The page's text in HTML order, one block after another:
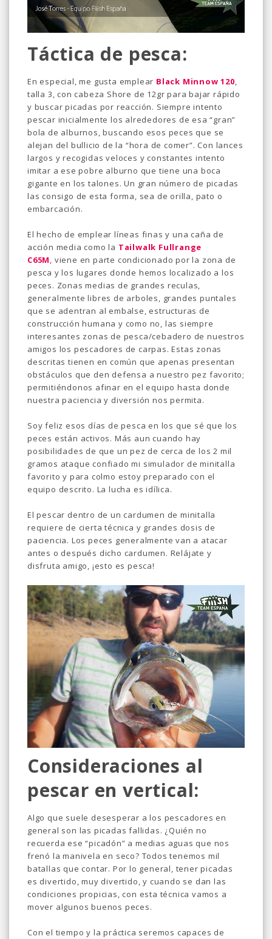
Táctica de pesca:
En especial, me gusta emplear Black Minnow 120,
talla 3, con cabeza Shore de 12gr para bajar rápido
y buscar picadas por reacción. Siempre intento
pescar inicialmente los alrededores de esa “gran”
bola de alburnos, buscando esos peces que se
alejan del bullicio de la “hora de comer”. Con lances
largos y recogidas veloces y constantes intento
imitar a ese pobre alburno que tiene una boca
gigante en los talones. Un gran número de picadas
las consigo de esta forma, sea de orilla, pato o
embarcación.
El hecho de emplear líneas finas y una caña de
acción media como la Tailwalk Fullrange
C65M, viene en parte condicionado por la zona de
pesca y los lugares donde hemos localizado a los
peces. Zonas medias de grandes reculas,
generalmente libres de arboles, grandes puntales
que se adentran al embalse, estructuras de
construcción humana y como no, las siempre
interesantes zonas de pesca/cebadero de nuestros
amigos los pescadores de carpas. Estas zonas
descritas tienen en común que apenas presentan
obstáculos que den defensa a nuestro pez favorito;
permitiéndonos afinar en el equipo hasta donde
nuestra paciencia y diversión nos permita.
Soy feliz esos días de pesca en los que sé que los
peces están activos. Más aun cuando hay
posibilidades de que un pez de cerca de los 2 mil
gramos ataque confiado mi simulador de minitalla
favorito y para colmo estoy preparado con el
equipo descrito. La lucha es idílica.
El pescar dentro de un cardumen de minitalla
requiere de cierta técnica y grandes dosis de
paciencia. Los peces generalmente van a atacar
antes o después dicho cardumen. Relájate y
disfruta amigo, ¡esto es pesca!
Consideraciones al
pescar en vertical:
Algo que suele desesperar a los pescadores en
general son las picadas fallidas. ¿Quién no
recuerda ese “picadón” a medias aguas que nos
frenó la manivela en seco? Todos tenemos mil
batallas que contar. Por lo general, tener picadas
es divertido, muy divertido, y cuando se dan las
condiciones propicias, con esta técnica vamos a
mover algunos buenos peces.
Con el tiempo y la práctica seremos capaces de